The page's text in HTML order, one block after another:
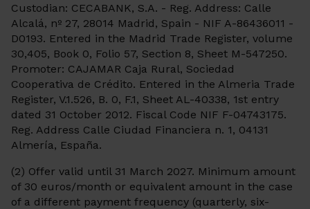
Custodian: CECABANK, S.A. - Reg. Address: Calle
Alcalá, nº 27, 28014 Madrid, Spain - NIF A-86436011 -
D0193. Entered in the Madrid Trade Register, volume
30,405, Book 0, Folio 57, Section 8, Sheet M-547250.
Promoter: CAJAMAR Caja Rural, Sociedad
Cooperativa de Crédito. Entered in the Almeria Trade
Register, V.1.526, B. 0, F.1, Sheet AL-40338, 1st entry
dated 31 October 2012. Fiscal Code NIF F-04743175.
Reg. Address Calle Ciudad Financiera n. 1, 04131
Almería, España.
(2) Offer valid until 31 March 2027. Minimum amount
of 30 euros/month or equivalent amount in the case
of a different payment frequency (quarterly, six-